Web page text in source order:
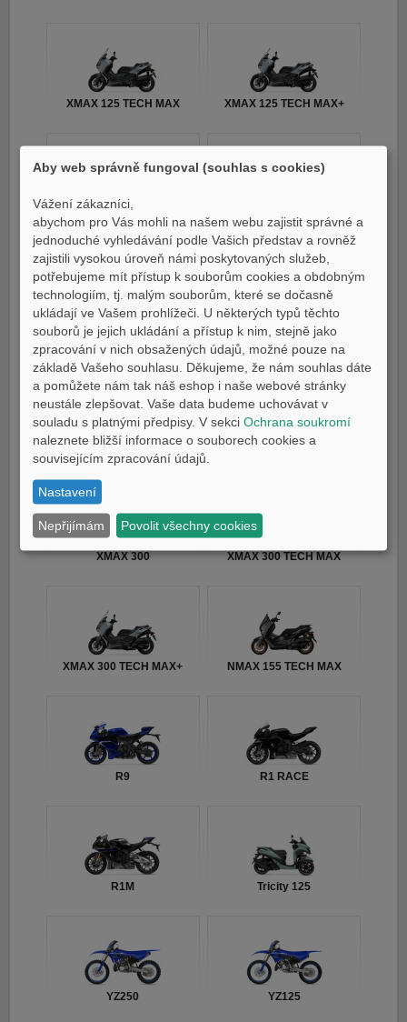
XMAX 125 TECH MAX XMAX 125 TECH MAX+
MT07 / MT07 Y-AMT
EDITION 2023
Tricity 300 TMAX
TMAX TECH MAX TMAX 25th Anniversary
XMAX 300 XMAX 300 TECH MAX
XMAX 300 TECH MAX+ NMAX 155 TECH MAX
R9 R1 RACE
R1M Tricity 125
YZ250 YZ125
Aby web správně fungoval (souhlas s cookies)
Vážení zákazníci,
abychom pro Vás mohli na našem webu zajistit správné a
jednoduché vyhledávání podle Vašich představ a rovněž
zajistili vysokou úroveň námi poskytovaných služeb,
potřebujeme mít přístup k souborům cookies a obdobným
technologiím, tj. malým souborům, které se dočasně
ukládají ve Vašem prohlížeči. U některých typů těchto
souborů je jejich ukládání a přístup k nim, stejně jako
zpracování v nich obsažených údajů, možné pouze na
základě Vašeho souhlasu. Děkujeme, že nám souhlas dáte
a pomůžete nám tak náš eshop i naše webové stránky
neustále zlepšovat. Vaše data budeme uchovávat v
souladu s platnými předpisy. V sekciOchrana soukromí
naleznete bližší informace o souborech cookies a
souvisejícím zpracování údajů.
Nastavení
Nepřijímám Povolit všechny cookies